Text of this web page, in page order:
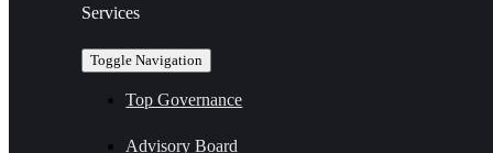
Services
Toggle Navigation
Top Governance
Advisory Board